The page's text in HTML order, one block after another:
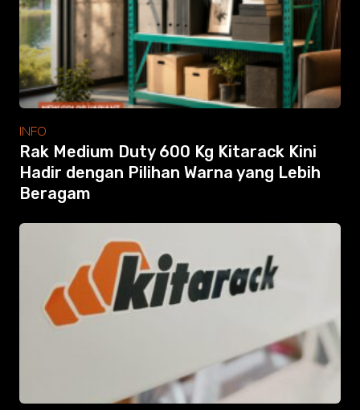
Modular Mezanine
Accessories
Info
Gallery
Photo
Video
Clients
Contact
INFO
Rak Medium Duty 600 Kg Kitarack Kini
Hadir dengan Pilihan Warna yang Lebih
Beragam
Search